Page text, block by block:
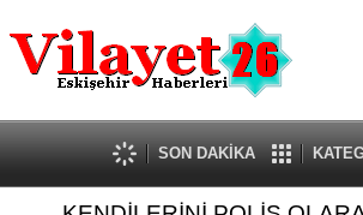
Güncel
Ekonomi
Politika
Eğitim
Spor
SON DAKİKA